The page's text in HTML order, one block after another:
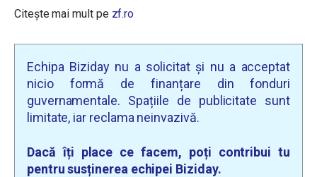
Citește mai mult pe zf.ro
Echipa Biziday nu a solicitat și nu a acceptat
nicio formă de finanțare din fonduri
guvernamentale. Spațiile de publicitate sunt
limitate, iar reclama neinvazivă.
Dacă îți place ce facem, poți contribui tu
pentru susținerea echipei Biziday.